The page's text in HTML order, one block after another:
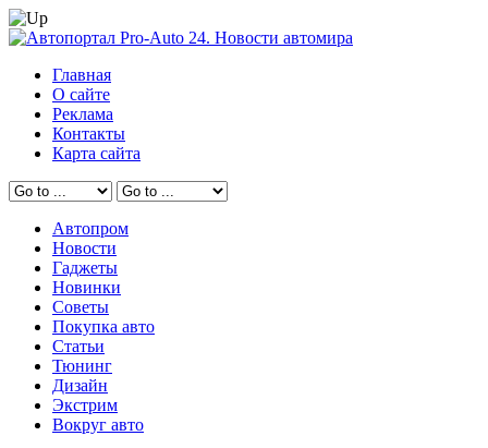
Главная
О сайте
Реклама
Контакты
Карта сайта
Автопром
Новости
Гаджеты
Новинки
Советы
Покупка авто
Статьи
Тюнинг
Дизайн
Экстрим
Вокруг авто